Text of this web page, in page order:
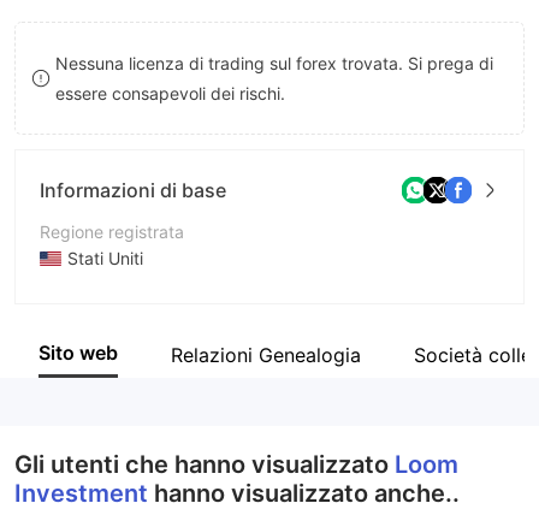
8
9Nessuna licenza di trading sul forex trovata. Si prega di
essere consapevoli dei rischi.
Informazioni di base
Regione registrata
Stati Uniti
Azienda
Sito web Relazioni Genealogia Società
Gli utenti che hanno visualizzato Loom
Investment hanno visualizzato anche..